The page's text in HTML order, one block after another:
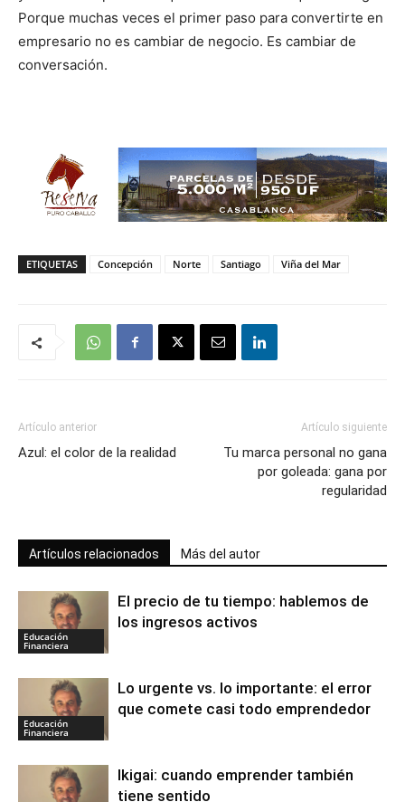
Porque muchas veces el primer paso para convertirte en
empresario no es cambiar de negocio. Es cambiar de
conversación.
ETIQUETAS Concepción Norte Santiago Viña del Mar
Artículo anterior
Azul: el color de la realidad
Artículo siguiente
Tu marca personal no gana
por goleada: gana por
regularidad
Artículos relacionados Más del autor
Educación
Financiera
El precio de tu tiempo: hablemos de
los ingresos activos
Educación
Financiera
Lo urgente vs. lo importante: el error
que comete casi todo emprendedor
Ikigai: cuando emprender también
tiene sentido